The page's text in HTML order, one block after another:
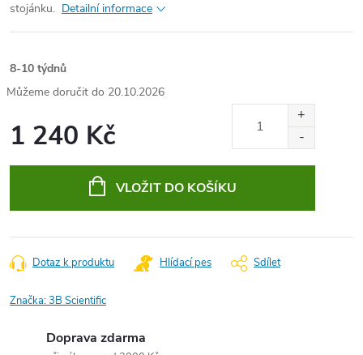
stojánku. Detailní informace
8-10 týdnů
20.10.2026
1 240 Kč
VLOŽIT DO KOŠÍKU
Dotaz k produktu Hlídací pes Sdílet
Značka:3B Scientific
Doprava zdarma